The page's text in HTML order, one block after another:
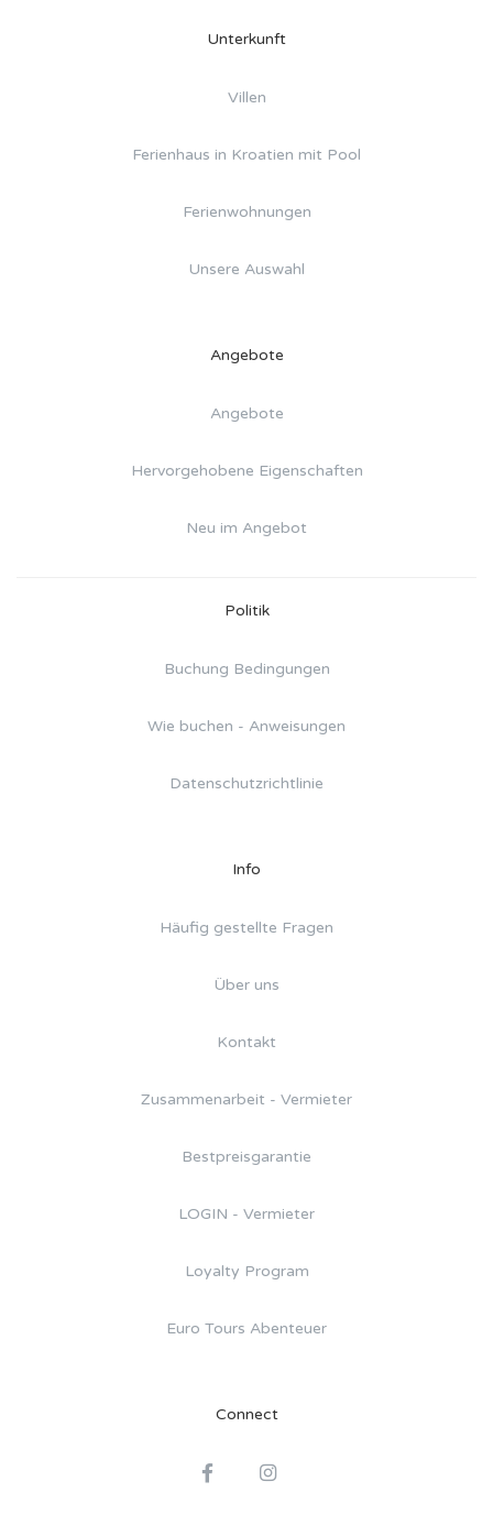
Unterkunft
Villen
Ferienhaus in Kroatien mit Pool
Ferienwohnungen
Unsere Auswahl
Angebote
Angebote
Hervorgehobene Eigenschaften
Neu im Angebot
Politik
Buchung Bedingungen
Wie buchen - Anweisungen
Datenschutzrichtlinie
Info
Häufig gestellte Fragen
Über uns
Kontakt
Zusammenarbeit - Vermieter
Bestpreisgarantie
LOGIN - Vermieter
Loyalty Program
Euro Tours Abenteuer
Connect